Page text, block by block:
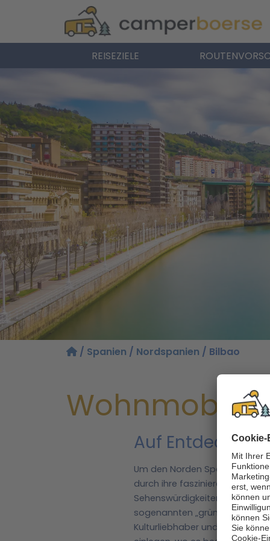
REISEZIELE
/ Spanien / Nordspanien / Bilbao
Wohnmobil
Auf
Um den Norden Spaniens zu
durch ihre faszinierende
Sehenswürdigkeiten zu
sogenannten „grünen
Kulturliebhaber und